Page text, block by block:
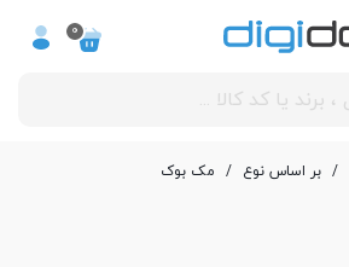
0
/ بر اساس نوع / مک بوک